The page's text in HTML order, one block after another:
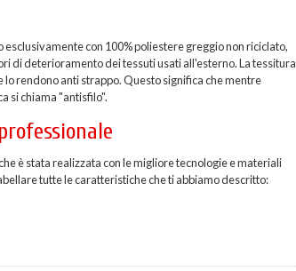
con 100% poliestere greggio non riciclato,
di deterioramento dei tessuti usati all'esterno. La tessitura
rendono anti strappo. Questo significa che mentre
si chiama "antisfilo".
è stata realizzata con le migliore tecnologie e materiali
tutte le caratteristiche che ti abbiamo descritto: